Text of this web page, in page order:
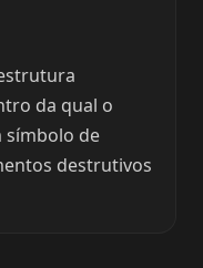
da qual o
símbolo de
destrutivos